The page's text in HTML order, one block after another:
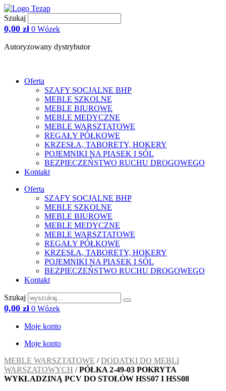
Przejdź
do
treści
Szukaj
0,00 zł 0 Wózek
Autoryzowany dystrybutor
Oferta
SZAFY SOCJALNE BHP
MEBLE SZKOLNE
MEBLE BIUROWE
MEBLE MEDYCZNE
MEBLE WARSZTATOWE
REGAŁY PÓŁKOWE
KRZESŁA, TABORETY, HOKERY
POJEMNIKI NA PIASEK I SÓL
BEZPIECZEŃSTWO RUCHU DROGOWEGO
Kontakt
Oferta
SZAFY SOCJALNE BHP
MEBLE SZKOLNE
MEBLE BIUROWE
MEBLE MEDYCZNE
MEBLE WARSZTATOWE
REGAŁY PÓŁKOWE
KRZESŁA, TABORETY, HOKERY
POJEMNIKI NA PIASEK I SÓL
BEZPIECZEŃSTWO RUCHU DROGOWEGO
Kontakt
Szukaj
0,00 zł 0 Wózek
Moje konto
Moje konto
MEBLE WARSZTATOWE /DODATKI DO MEBLI
WARSZATOWYCH /PÓŁKA 2-49-03 POKRYTA
WYKŁADZINĄ PCV DO STOŁÓW HSS07 I HSS08